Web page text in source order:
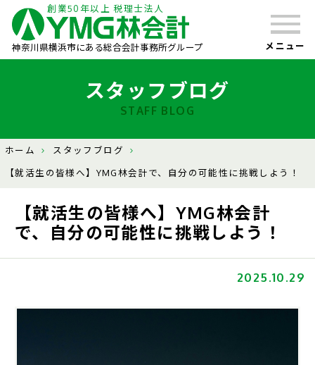
創業50年以上 税理士法人
神奈川県横浜市にある総合会計事務所グループ メニュー
スタッフブログ
STAFF BLOG
ホーム
スタッフブログ
【就活生の皆様へ】YMG林会計で、自分の可能性に挑戦しよう！
【就活生の皆様へ】YMG林会計
で、自分の可能性に挑戦しよう！
2025.10.29